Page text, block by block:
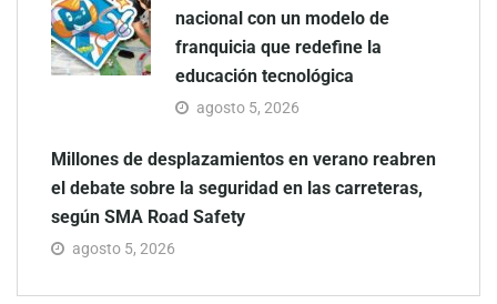
nacional con un modelo de
franquicia que redefine la
educación tecnológica
agosto 5, 2026
Millones de desplazamientos en verano reabren
el debate sobre la seguridad en las carreteras,
según SMA Road Safety
agosto 5, 2026